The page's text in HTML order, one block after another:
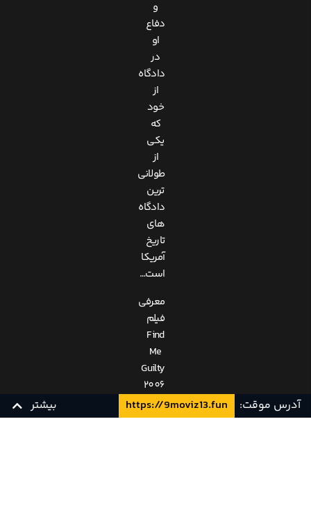
و
دفاع
او
در
دادگاه
از
خود
که
یکی
از
طولانی
ترین
دادگاه
های
تاریخ
آمریکا
است…
معرفی
فیلم
Find
Me
Guilty
2006
فیلم
آدرس موقت: https://9moviz13.fun بیشتر